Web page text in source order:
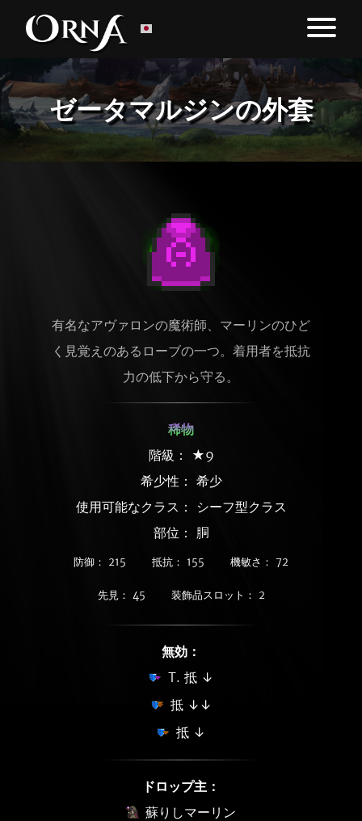
ゼータマルジンの外套
有名なアヴァロンの魔術師、マーリンのひど
く見覚えのあるローブの一つ。着用者を抵抗
力の低下から守る。
稀物
階級： ★9
希少性： 希少
使用可能なクラス： シーフ型クラス
部位： 胴
防御： 215 抵抗： 155 機敏さ： 72
先見： 45 装飾品スロット： 2
無効：
T. 抵 ↓
抵 ↓↓
抵 ↓
ドロップ主：
蘇りしマーリン